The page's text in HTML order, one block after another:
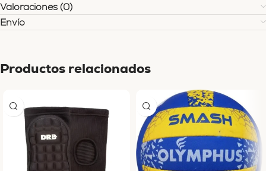
Valoraciones (0)
Envío
Productos relacionados